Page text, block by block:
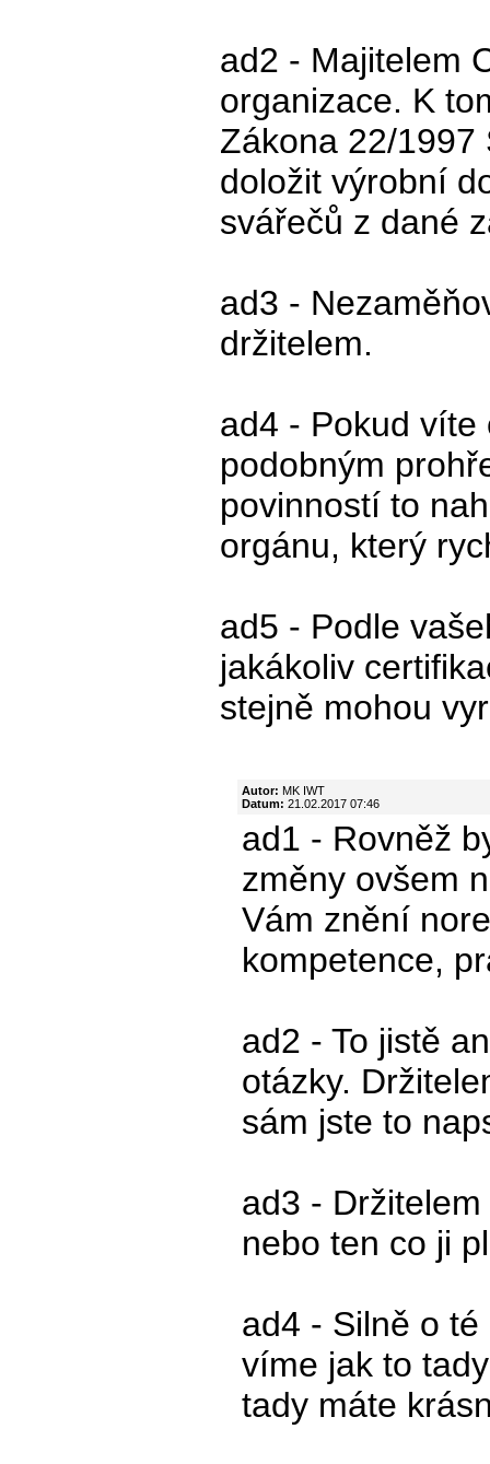
ad2 - Majitelem
organizace. K
Zákona 22/1997
doložit výrobní
svářečů z dané
ad3 -
držitelem.
ad4 - Pokud
podobným
povinností to
orgánu, který
ad5 - Podle
jakákoliv
stejně mohou
Autor: MK IWT
Datum: 21.02.2017 07:46
ad1 - Rovněž
změny ovšem
Vám znění
kompetence,
ad2 - To jistě
otázky.
sám jste to
ad3 -
nebo ten co ji
ad4 - Silně o
víme jak to
tady máte